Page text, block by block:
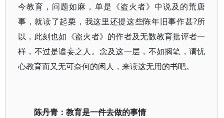
今教育，问题如麻，单是《盗火者》中说及的荒唐
事，就读了起栗，我这里还提这些陈年旧事作甚?所
以，此刻也如《盗火者》的作者及无数教育批评者一
样，不过是谵妄之人。念及这一层，不如搁笔，请忧
心教育而又无可奈何的闲人，来读这无用的书吧。
陈丹青：教育是一件去做的事情